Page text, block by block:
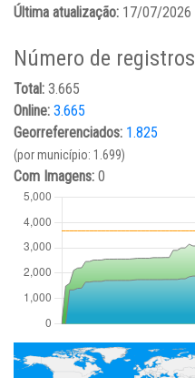
Última atualização: 17/07/2026
Número de registros
Total: 3.665
Online: 3.665
Georreferenciados: 1.825
(por município: 1.699)
Com Imagens: 0